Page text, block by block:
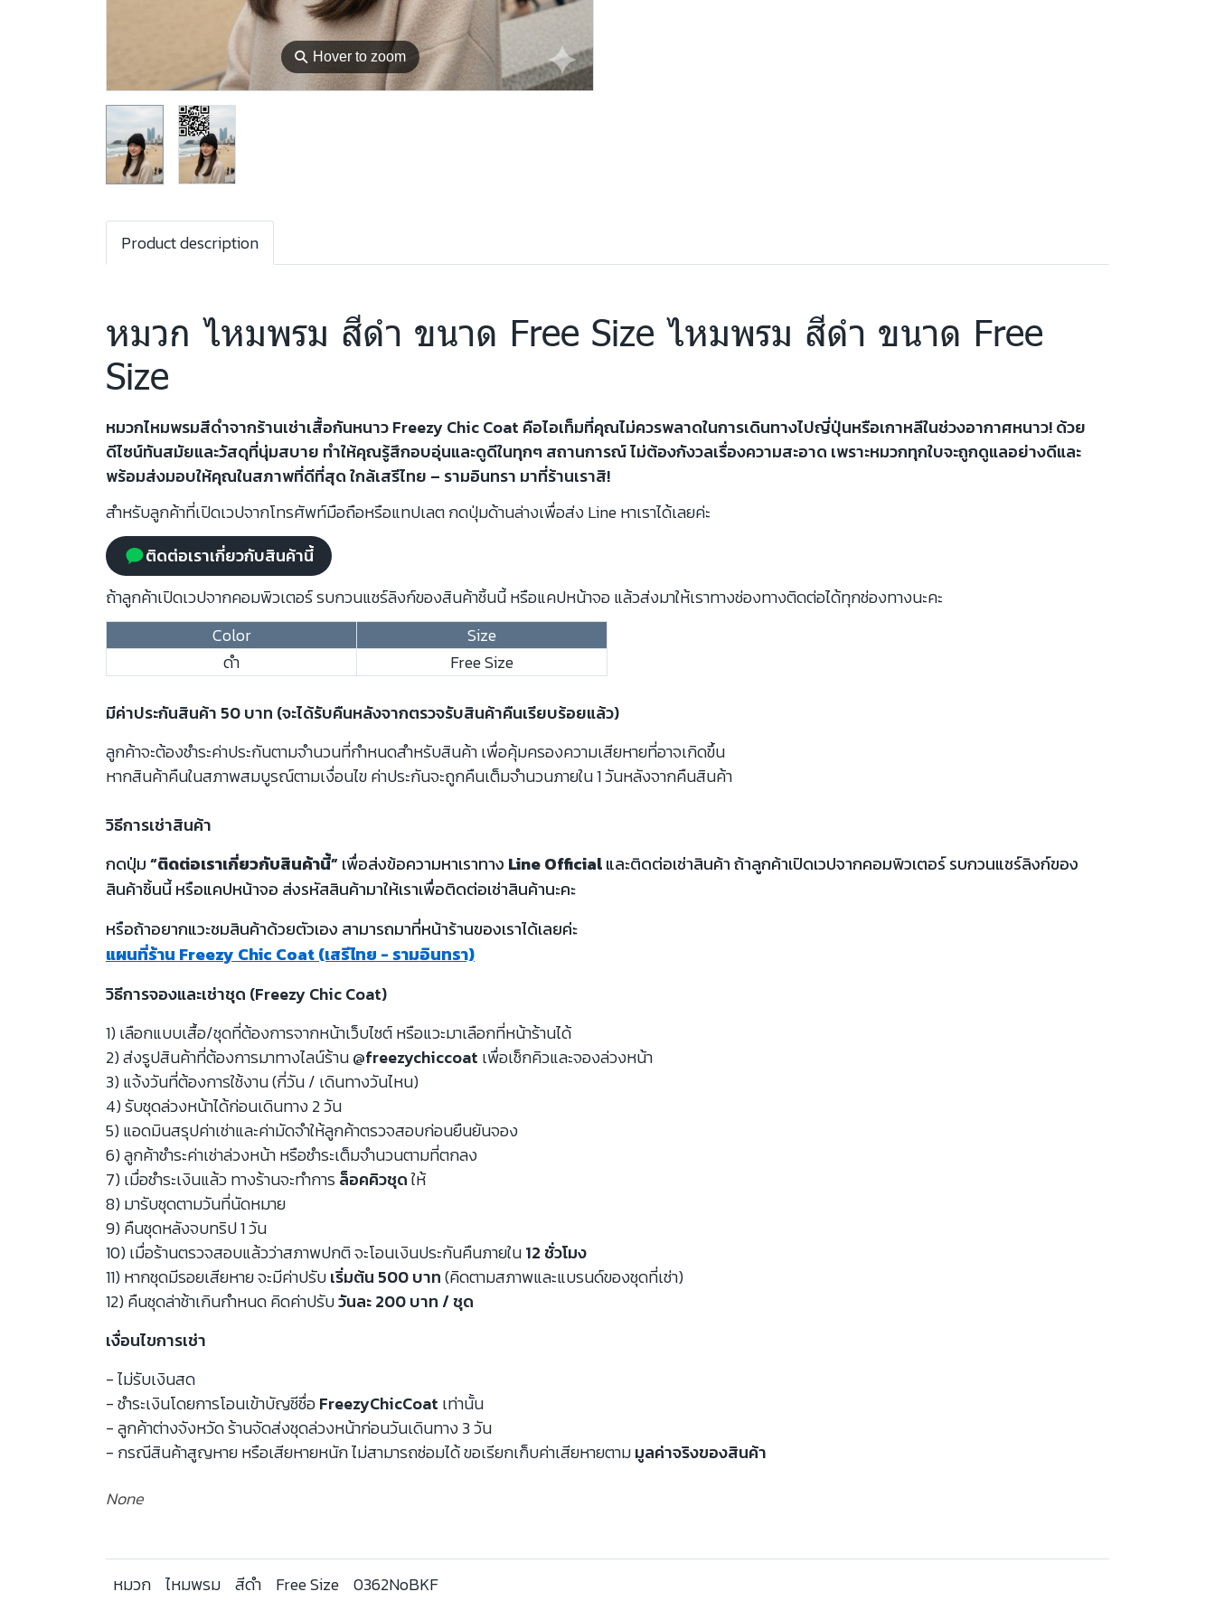
⚲ Hover to zoom
Product description
หมวก ไหมพรม สีดำ ขนาด Free Size ไหมพรม สีดำ ขนาด Free
Size
หมวกไหมพรมสีดำจากร้านเช่าเสื้อกันหนาว Freezy Chic Coat คือไอเท็มที่คุณไม่ควรพลาดในการเดินทางไปญี่ปุ่นหรือเกาหลีในช่วงอากาศหนาว! ด้วย
ดีไซน์ทันสมัยและวัสดุที่นุ่มสบาย ทำให้คุณรู้สึกอบอุ่นและดูดีในทุกๆ สถานการณ์ ไม่ต้องกังวลเรื่องความสะอาด เพราะหมวกทุกใบจะถูกดูแลอย่างดีและ
พร้อมส่งมอบให้คุณในสภาพที่ดีที่สุด ใกล้เสรีไทย – รามอินทรา มาที่ร้านเราสิ!
สำหรับลูกค้าที่เปิดเวปจากโทรศัพท์มือถือหรือแทปเลต กดปุ่มด้านล่างเพื่อส่ง Line หาเราได้เลยค่ะ
ติดต่อเราเกี่ยวกับสินค้านี้
ถ้าลูกค้าเปิดเวปจากคอมพิวเตอร์ รบกวนแชร์ลิงก์ของสินค้าชิ้นนี้ หรือแคปหน้าจอ แล้วส่งมาให้เราทางช่องทางติดต่อได้ทุกช่องทางนะคะ
Color
Size
ดำ
Free Size
มีค่าประกันสินค้า 50 บาท (จะได้รับคืนหลังจากตรวจรับสินค้าคืนเรียบร้อยแล้ว)
ลูกค้าจะต้องชำระค่าประกันตามจำนวนที่กำหนดสำหรับสินค้า เพื่อคุ้มครองความเสียหายที่อาจเกิดขึ้น
หากสินค้าคืนในสภาพสมบูรณ์ตามเงื่อนไข ค่าประกันจะถูกคืนเต็มจำนวนภายใน 1 วันหลังจากคืนสินค้า
วิธีการเช่าสินค้า
กดปุ่ม“ติดต่อเราเกี่ยวกับสินค้านี้”เพื่อส่งข้อความหาเราทาง Line Officialและติดต่อเช่าสินค้า ถ้าลูกค้าเปิดเวปจากคอมพิวเตอร์ รบกวนแชร์ลิงก์ของ
สินค้าชิ้นนี้ หรือแคปหน้าจอ ส่งรหัสสินค้ามาให้เราเพื่อติดต่อเช่าสินค้านะคะ
หรือถ้าอยากแวะชมสินค้าด้วยตัวเอง สามารถมาที่หน้าร้านของเราได้เลยค่ะ
แผนที่ร้าน Freezy Chic Coat (เสรีไทย - รามอินทรา)
วิธีการจองและเช่าชุด (Freezy Chic Coat)
1) เลือกแบบเสื้อ/ชุดที่ต้องการจากหน้าเว็บไซต์ หรือแวะมาเลือกที่หน้าร้านได้
2) ส่งรูปสินค้าที่ต้องการมาทางไลน์ร้าน@freezychiccoat เพื่อเช็กคิวและจองล่วงหน้า
3) แจ้งวันที่ต้องการใช้งาน (กี่วัน / เดินทางวันไหน)
4) รับชุดล่วงหน้าได้ก่อนเดินทาง 2 วัน
5) แอดมินสรุปค่าเช่าและค่ามัดจำให้ลูกค้าตรวจสอบก่อนยืนยันจอง
6) ลูกค้าชำระค่าเช่าล่วงหน้า หรือชำระเต็มจำนวนตามที่ตกลง
7) เมื่อชำระเงินแล้ว ทางร้านจะทำการล็อคคิวชุดให้
8) มารับชุดตามวันที่นัดหมาย
9) คืนชุดหลังจบทริป 1 วัน
10) เมื่อร้านตรวจสอบแล้วว่าสภาพปกติ จะโอนเงินประกันคืนภายใน12 ชั่วโมง
11) หากชุดมีรอยเสียหาย จะมีค่าปรับเริ่มต้น 500 บาท(คิดตามสภาพและแบรนด์ของชุดที่เช่า)
12) คืนชุดล่าช้าเกินกำหนด คิดค่าปรับวันละ 200 บาท / ชุด
เงื่อนไขการเช่า
- ไม่รับเงินสด
- ชำระเงินโดยการโอนเข้าบัญชีชื่อFreezyChicCoat เท่านั้น
- ลูกค้าต่างจังหวัด ร้านจัดส่งชุดล่วงหน้าก่อนวันเดินทาง 3 วัน
- กรณีสินค้าสูญหาย หรือเสียหายหนัก ไม่สามารถซ่อมได้ ขอเรียกเก็บค่าเสียหายตามมูลค่าจริงของสินค้า
None
หมวก ไหมพรม สีดำ Free Size 0362NoBKF